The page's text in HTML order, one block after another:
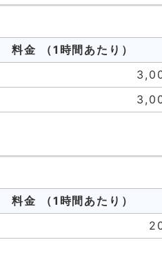
料金
（1時間あたり）
料金
（1時間あたり）